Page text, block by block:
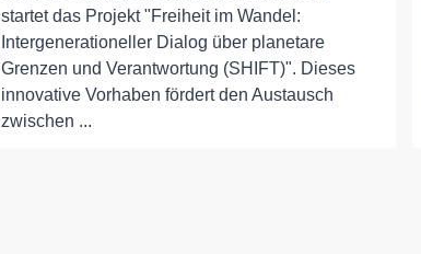
startet das Projekt "Freiheit im Wandel:
Intergenerationeller Dialog über planetare
Grenzen und Verantwortung (SHIFT)". Dieses
innovative Vorhaben fördert den Austausch
zwischen ...